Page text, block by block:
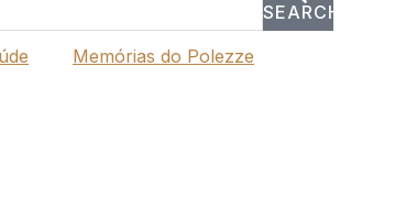
SEARCH
Memórias do Polezze